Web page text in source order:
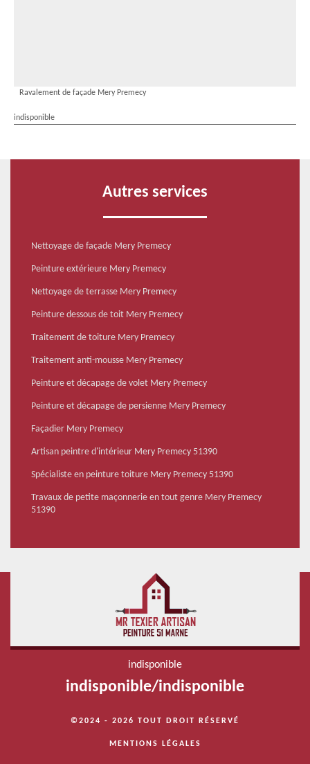
Ravalement de façade Mery Premecy
indisponible
Autres services
Nettoyage de façade Mery Premecy
Peinture extérieure Mery Premecy
Nettoyage de terrasse Mery Premecy
Peinture dessous de toit Mery Premecy
Traitement de toiture Mery Premecy
Traitement anti-mousse Mery Premecy
Peinture et décapage de volet Mery Premecy
Peinture et décapage de persienne Mery Premecy
Façadier Mery Premecy
Artisan peintre d'intérieur Mery Premecy 51390
Spécialiste en peinture toiture Mery Premecy 51390
Travaux de petite maçonnerie en tout genre Mery Premecy
51390
indisponible
indisponible/indisponible
©2024 - 2026 TOUT DROIT RÉSERVÉ
MENTIONS LÉGALES